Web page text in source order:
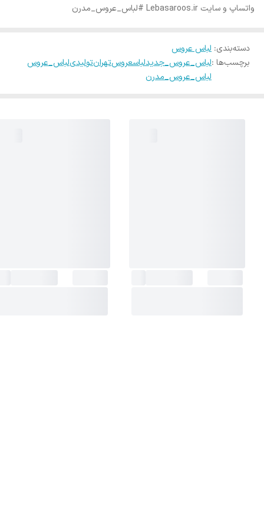
واتساپ و سایت Lebasaroos.ir #لباس_عروس_مدرن
دسته‌بندی: لباس عروس
برچسب‌ها :لباس_عروس_جدیدلباسعروستهرانتولیدیلباس_عروس
لباس_عروس_مدرن